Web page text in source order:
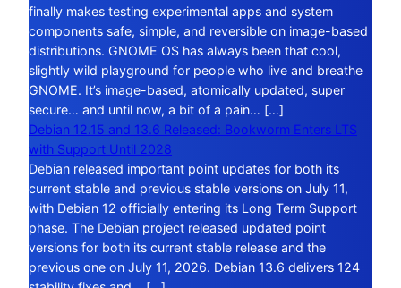
finally makes testing experimental apps and system
components safe, simple, and reversible on image-based
distributions. GNOME OS has always been that cool,
slightly wild playground for people who live and breathe
GNOME. It’s image-based, atomically updated, super
secure… and until now, a bit of a pain… […]
Debian 12.15 and 13.6 Released: Bookworm Enters LTS
with Support Until 2028
Debian released important point updates for both its
current stable and previous stable versions on July 11,
with Debian 12 officially entering its Long Term Support
phase. The Debian project released updated point
versions for both its current stable release and the
previous one on July 11, 2026. Debian 13.6 delivers 124